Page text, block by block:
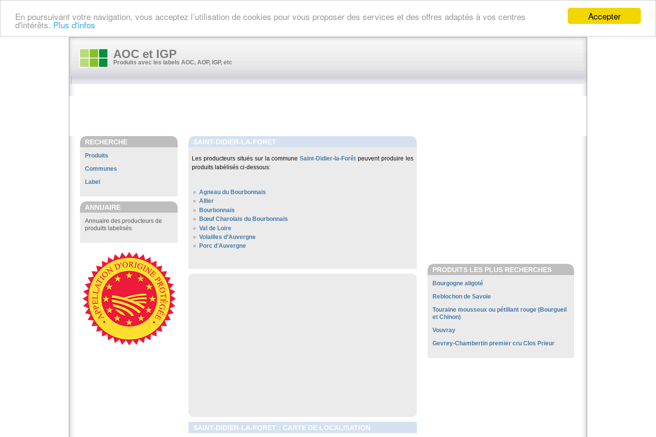
Accepter
En poursuivant votre navigation, vous acceptez l’utilisation de cookies pour vous proposer des services et des offres adaptés à vos centres
d'intérêts. Plus d'infos
AOC et IGP
Produits avec les labels AOC, AOP, IGP, etc
RECHERCHE
Produits
Communes
Label
ANNUAIRE
Annuaire des producteurs de
produits labelisés
SAINT-DIDIER-LA-FORET
Les producteurs situés sur la communeSaint-Didier-la-Forêt peuvent produire les
produits labélisés ci-dessous:
Agneau du Bourbonnais
Allier
Bourbonnais
Bœuf Charolais du Bourbonnais
Val de Loire
Volailles d’Auvergne
Porc d'Auvergne
SAINT-DIDIER-LA-FORET : CARTE DE LOCALISATION
PRODUITS LES PLUS RECHERCHES
Bourgogne aligoté
Reblochon de Savoie
Touraine mousseux ou pétillant rouge (Bourgueil
et Chinon)
Vouvray
Gevrey-Chambertin premier cru Clos Prieur